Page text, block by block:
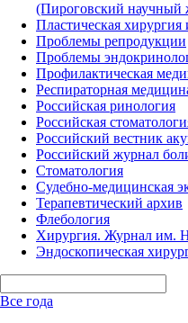
(Пироговский научный
Пластическая хирургия
Проблемы репродукции
Проблемы
Профилактическая
Респираторная
Российская ринология
Российская
Российский вестник
Российский журнал
Стоматология
Судебно-медицинская
Терапевтический архив
Флебология
Хирургия. Журнал им.
Эндоскопическая
Все года